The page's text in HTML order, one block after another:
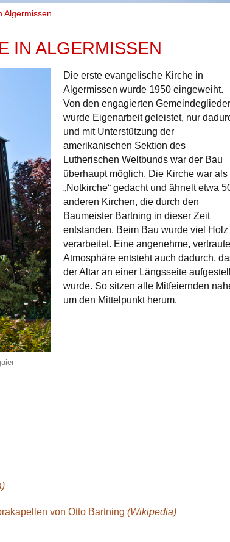
Algermissen
IN ALGERMISSEN
Die erste evangelische Kirche in
Algermissen wurde 1950 eingeweiht.
Von den engagierten
wurde Eigenarbeit geleistet, nur
und mit Unterstützung der
amerikanischen Sektion des
Lutherischen Weltbunds war der Bau
überhaupt möglich. Die Kirche war als
„Notkirche“ gedacht und ähnelt etwa
anderen Kirchen, die durch den
Baumeister Bartning in dieser Zeit
entstanden. Beim Bau wurde viel Holz
verarbeitet. Eine angenehme, vertraute
Atmosphäre entsteht auch dadurch,
der Altar an einer Längsseite
wurde. So sitzen alle Mitfeiernden
um den Mittelpunkt herum.
von Otto Bartning (Wikipedia)